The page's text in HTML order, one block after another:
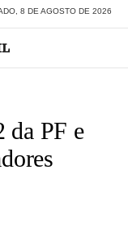
8 DE AGOSTO DE 2026
da PF e